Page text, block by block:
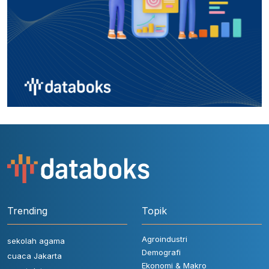
Trending
sekolah agama
cuaca Jakarta
Topik
Agroindustri
Demografi
Ekonomi & Makro